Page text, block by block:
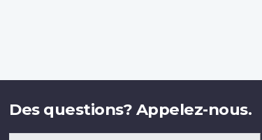
Des questions? Appelez-nous.